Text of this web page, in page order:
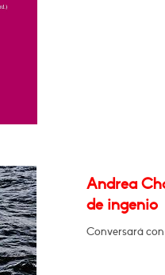
Andrea
de ingenio
Conversará